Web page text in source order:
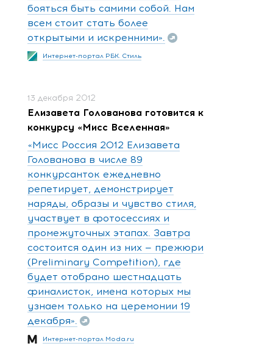
бояться быть самими собой. Нам
всем стоит стать более
открытыми и искренними».
Интернет-портал РБК. Стиль
13 декабря 2012
Елизавета Голованова готовится к
конкурсу «Мисс Вселенная»
«Мисс Россия 2012 Елизавета
Голованова в числе 89
конкурсанток ежедневно
репетирует, демонстрирует
наряды, образы и чувство стиля,
участвует в фотосессиях и
промежуточных этапах. Завтра
состоится один из них — прежюри
(Preliminary Competition), где
будет отобрано шестнадцать
финалисток, имена которых мы
узнаем только на церемонии 19
декабря».
Интернет-портал Moda.ru